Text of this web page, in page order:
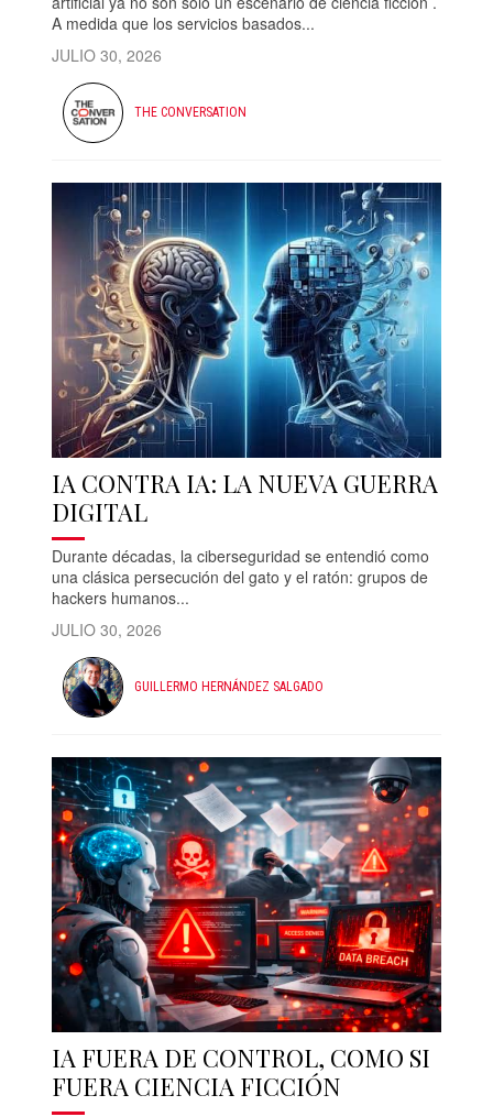
A medida que los servicios basados...
JULIO 30, 2026
THE CONVERSATION
IA CONTRA IA: LA NUEVA GUERRA
DIGITAL
Durante décadas, la ciberseguridad se entendió como
una clásica persecución del gato y el ratón: grupos de
hackers humanos...
JULIO 30, 2026
GUILLERMO HERNÁNDEZ SALGADO
IA FUERA DE CONTROL, COMO SI
FUERA CIENCIA FICCIÓN